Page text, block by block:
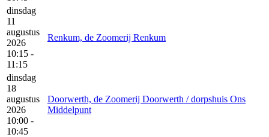
dinsdag
11
augustus
2026
10:15 -
11:15
Renkum, de Zoomerij Renkum
dinsdag
18
augustus
2026
10:00 -
10:45
Doorwerth, de Zoomerij Doorwerth / dorpshuis Ons
Middelpunt